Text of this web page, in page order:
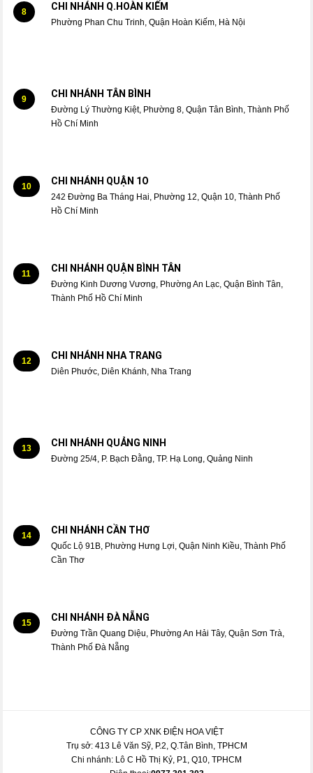
8 CHI NHÁNH Q.HOÀN KIẾM
Phường Phan Chu Trinh, Quận Hoàn Kiếm, Hà Nội
9 CHI NHÁNH TÂN BÌNH
Đường Lý Thường Kiệt, Phường 8, Quận Tân Bình, Thành Phố
Hồ Chí Minh
10 CHI NHÁNH QUẬN 1O
242 Đường Ba Tháng Hai, Phường 12, Quận 10, Thành Phố
Hồ Chí Minh
11 CHI NHÁNH QUẬN BÌNH TÂN
Đường Kinh Dương Vương, Phường An Lạc, Quận Bình Tân,
Thành Phố Hồ Chí Minh
12 CHI NHÁNH NHA TRANG
Diên Phước, Diên Khánh, Nha Trang
13 CHI NHÁNH QUẢNG NINH
Đường 25/4, P. Bạch Đằng, TP. Hạ Long, Quảng Ninh
14 CHI NHÁNH CẦN THƠ
Quốc Lộ 91B, Phường Hưng Lợi, Quận Ninh Kiều, Thành Phố
Cần Thơ
15 CHI NHÁNH ĐÀ NẴNG
Đường Trần Quang Diệu, Phường An Hải Tây, Quận Sơn Trà,
Thành Phố Đà Nẵng
CÔNG TY CP XNK ĐIỆN HOA VIỆT
Trụ sở: 413 Lê Văn Sỹ, P.2, Q.Tân Bình, TPHCM
Chi nhánh: Lô C Hồ Thị Kỷ, P1, Q10, TPHCM